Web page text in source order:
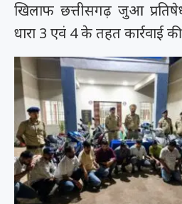
खिलाफ छत्तीसगढ़ जुआ
धारा 3 एवं 4 के तहत कार्रवाई